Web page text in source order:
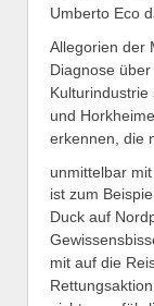
Umberto Eco
Allegorien der
Diagnose
und
erkennen, die
unmittelbar
ist zum
Duck auf
mit auf die